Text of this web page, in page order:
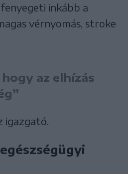
inkább a
vérnyomás, stroke
az elhízás
igazgató.